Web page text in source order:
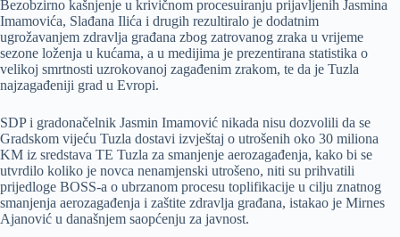
Bezobzirno kašnjenje u krivičnom procesuiranju prijavljenih Jasmina
Imamovića, Slađana Ilića i drugih rezultiralo je dodatnim
ugrožavanjem zdravlja građana zbog zatrovanog zraka u vrijeme
sezone loženja u kućama, a u medijima je prezentirana statistika o
velikoj smrtnosti uzrokovanoj zagađenim zrakom, te da je Tuzla
najzagađeniji grad u Evropi.
SDP i gradonačelnik Jasmin Imamović nikada nisu dozvolili da se
Gradskom vijeću Tuzla dostavi izvještaj o utrošenih oko 30 miliona
KM iz sredstava TE Tuzla za smanjenje aerozagađenja, kako bi se
utvrdilo koliko je novca nenamjenski utrošeno, niti su prihvatili
prijedloge BOSS-a o ubrzanom procesu toplifikacije u cilju znatnog
smanjenja aerozagađenja i zaštite zdravlja građana, istakao je Mirnes
Ajanović u današnjem saopćenju za javnost.